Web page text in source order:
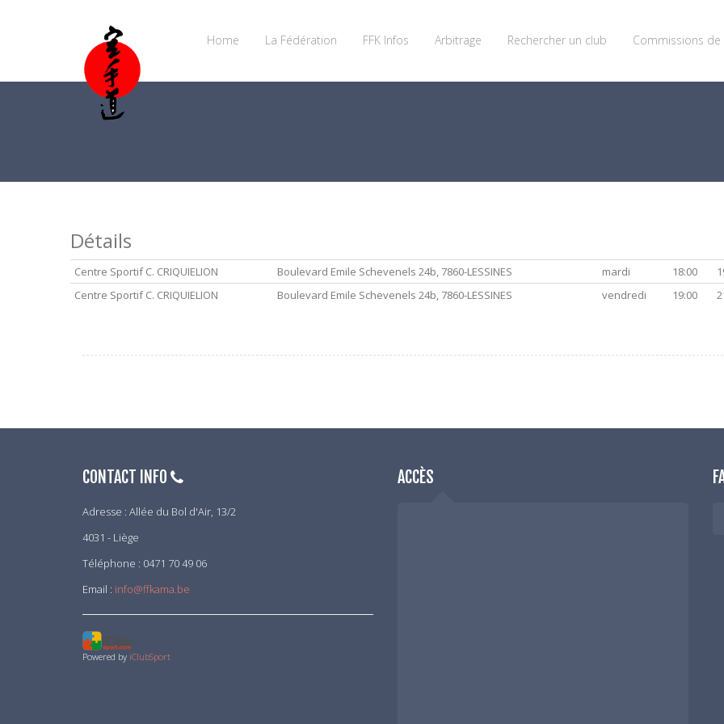
Home La Fédération FFK Infos Arbitrage Rechercher un club Commissions de
Détails
Centre Sportif C. CRIQUIELION Boulevard Emile Schevenels 24b, 7860-LESSINES mardi 18:00
Centre Sportif C. CRIQUIELION
Boulevard Emile Schevenels 24b, 7860-LESSINES vendredi 19:00
CONTACT INFO
Adresse : Allée du Bol d'Air, 13/2
4031 - Liège
Téléphone : 0471 70 49 06
Email : info@ffkama.be
Powered by iClubSport
ACCÈS